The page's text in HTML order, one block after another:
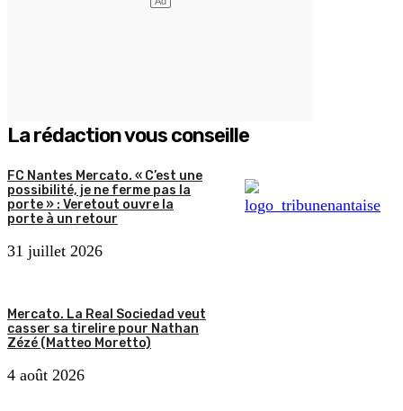
La rédaction vous conseille
FC Nantes Mercato. « C’est une
possibilité, je ne ferme pas la
porte » : Veretout ouvre la
porte à un retour
31 juillet 2026
Mercato. La Real Sociedad veut
casser sa tirelire pour Nathan
Zézé (Matteo Moretto)
4 août 2026